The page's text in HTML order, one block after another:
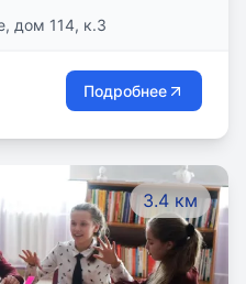
выдаётся аттестат
дом 114, к.3
Подробнее
3.4 км